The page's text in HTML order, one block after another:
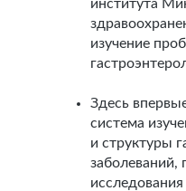
института
изучение
Здесь
система
и структуры